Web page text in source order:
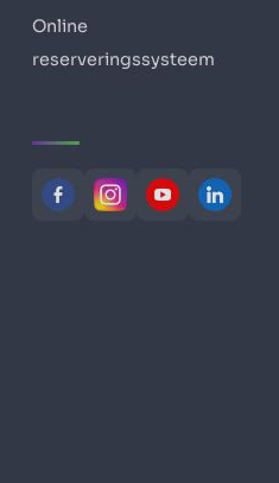
Online
reserveringssysteem